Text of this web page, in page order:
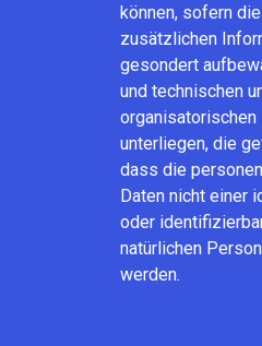
können, sofern
zusätzlichen
gesondert
und technischen
organisatorischen
unterliegen, die
dass die
Daten nicht einer
oder
natürlichen
werden.